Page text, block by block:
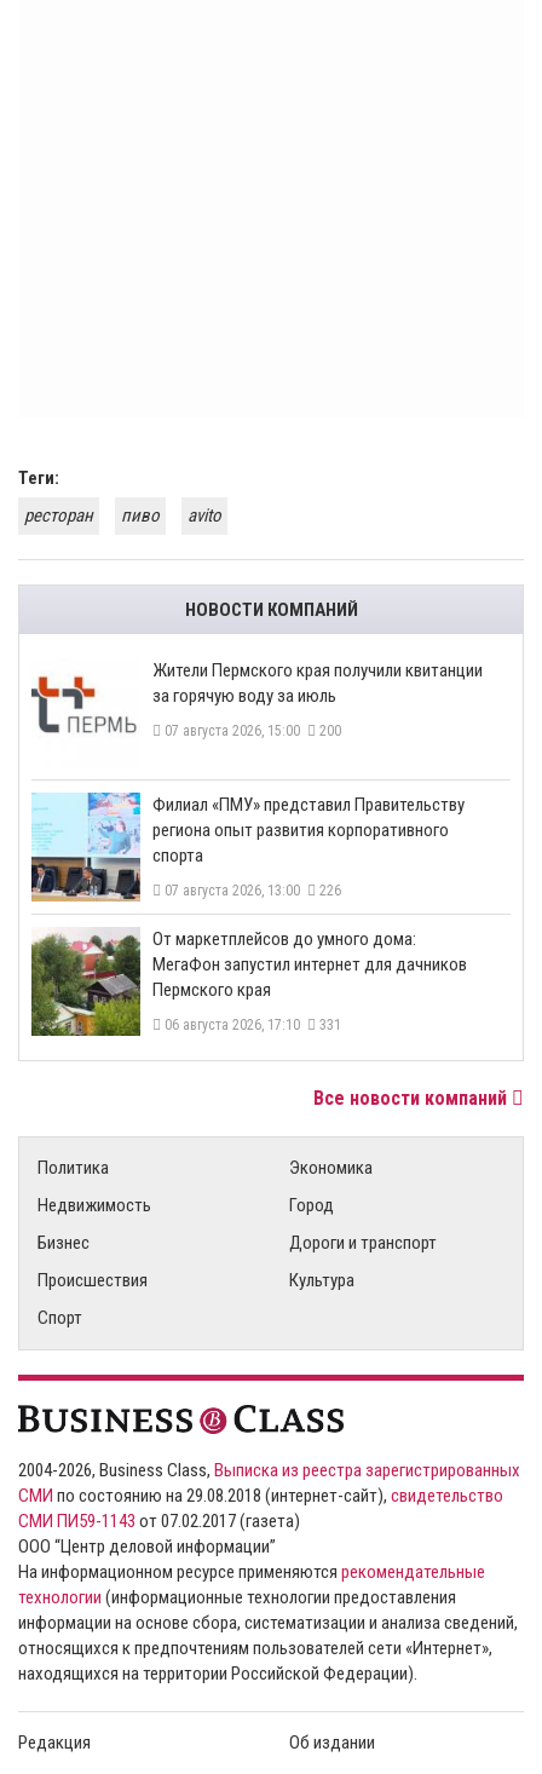
Теги:
ресторан
пиво avito
НОВОСТИ КОМПАНИЙ
​Жители Пермского края получили квитанции
за горячую воду за июль
07 августа 2026, 15:00 200
​Филиал «ПМУ» представил Правительству
региона опыт развития корпоративного
спорта
07 августа 2026, 13:00 226
От маркетплейсов до умного дома:
МегаФон запустил интернет для дачников
Пермского края
06 августа 2026, 17:10 331
Все новости компаний
Политика
Экономика
Недвижимость
Город
Бизнес
Дороги и транспорт
Происшествия
Культура
Спорт
2004-2026, Business Class, Выписка из реестра зарегистрированных
СМИ по состоянию на 29.08.2018 (интернет-сайт), свидетельство
СМИ ПИ59-1143 от 07.02.2017 (газета)
ООО “Центр деловой информации”
На информационном ресурсе применяются рекомендательные
технологии (информационные технологии предоставления
информации на основе сбора, систематизации и анализа сведений,
относящихся к предпочтениям пользователей сети «Интернет»,
находящихся на территории Российской Федерации).
Редакция Об издании